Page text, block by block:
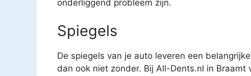
onderliggend probleem zijn.
Spiegels
De spiegels van je auto leveren een
dan ook niet zonder. Bij All-Dents.nl in